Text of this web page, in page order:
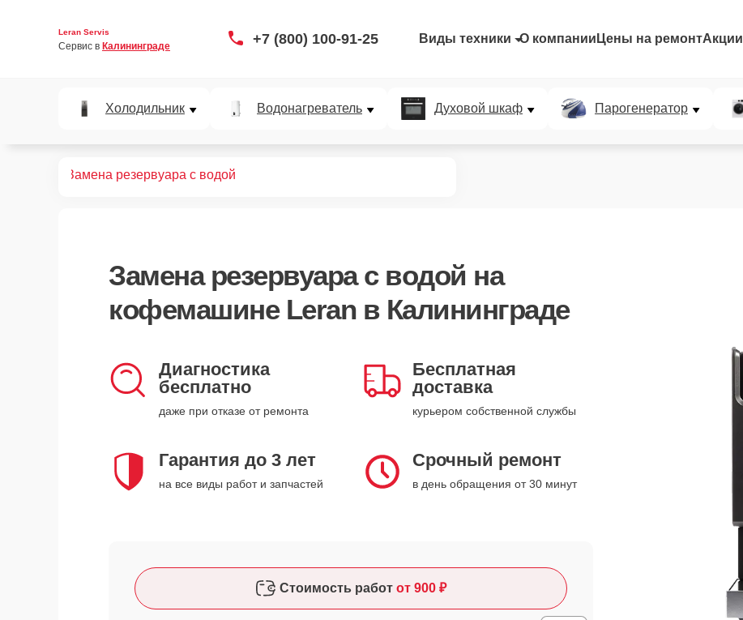
Leran Servis
Сервис в Калининграде +7 (800) 100-91-25 Виды техники О компании Цены на ремонтАкции
Холодильник Водонагреватель Духовой шкаф Парогенератор
Замена резервуара с водой
Замена резервуара с водой на
кофемашине Leran в Калининграде
Диагностика
бесплатно
даже при отказе от ремонта
Бесплатная
доставка
курьером собственной службы
Гарантия до 3 лет
на все виды работ и запчастей
Срочный ремонт
в день обращения от 30 минут
Стоимость работ от 900 ₽